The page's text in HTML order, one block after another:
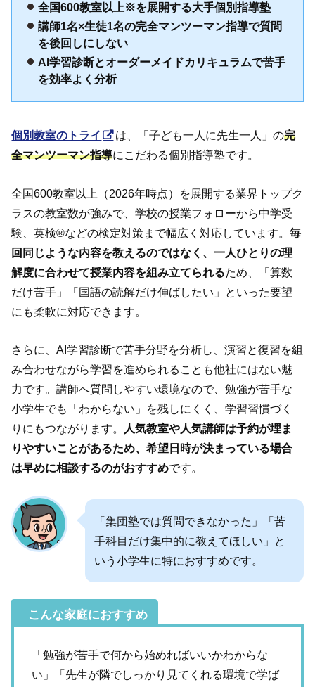
全国600教室以上※を展開する大手個別指導塾
講師1名×生徒1名の完全マンツーマン指導で質問
を後回しにしない
AI学習診断とオーダーメイドカリキュラムで苦手
を効率よく分析
個別教室のトライ は、「子ども一人に先生一人」の完
全マンツーマン指導にこだわる個別指導塾です。
全国600教室以上（2026年時点）を展開する業界トップク
ラスの教室数が強みで、学校の授業フォローから中学受
験、英検®などの検定対策まで幅広く対応しています。毎
回同じような内容を教えるのではなく、一人ひとりの理
解度に合わせて授業内容を組み立てられるため、「算数
だけ苦手」「国語の読解だけ伸ばしたい」といった要望
にも柔軟に対応できます。
さらに、AI学習診断で苦手分野を分析し、演習と復習を組
み合わせながら学習を進められることも他社にはない魅
力です。講師へ質問しやすい環境なので、勉強が苦手な
小学生でも「わからない」を残しにくく、学習習慣づく
りにもつながります。
人気教室や人気講師は予約が埋ま
りやすいことがあるため、希望日時が決まっている場合
は早めに相談するのがおすすめです。
「集団塾では質問できなかった」「苦
手科目だけ集中的に教えてほしい」と
いう小学生に特におすすめです。
こんな家庭におすすめ
「勉強が苦手で何から始めればいいかわからな
い」「先生が隣でしっかり見てくれる環境で学ば